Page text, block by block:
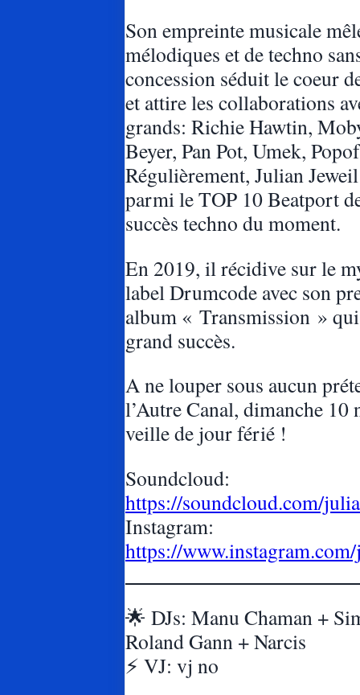
Son empreinte musicale
mélodiques et de techno
concession séduit le coeur
et attire les collaborations
grands: Richie Hawtin,
Beyer, Pan Pot, Umek,
Régulièrement, Julian
parmi le TOP 10 Beatport
succès techno du moment.
En 2019, il récidive sur le
label Drumcode avec son
album « Transmission »
grand succès.
A ne louper sous aucun
l’Autre Canal, dimanche 10
veille de jour férié !
Soundcloud:
https://soundcloud.com/
Instagram:
https://
🌟 DJs: Manu Chaman +
Roland Gann + Narcis
⚡️ VJ: vj no